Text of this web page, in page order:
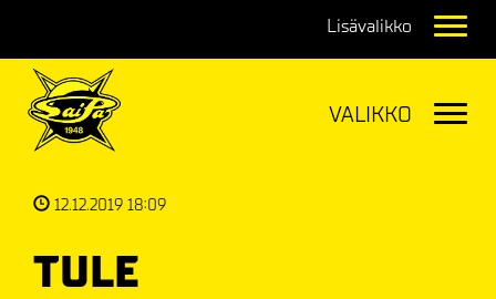
12.12.2019 18:09
TULE